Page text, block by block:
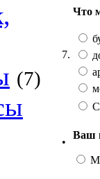
(7)
7.
Что
•
Ваш